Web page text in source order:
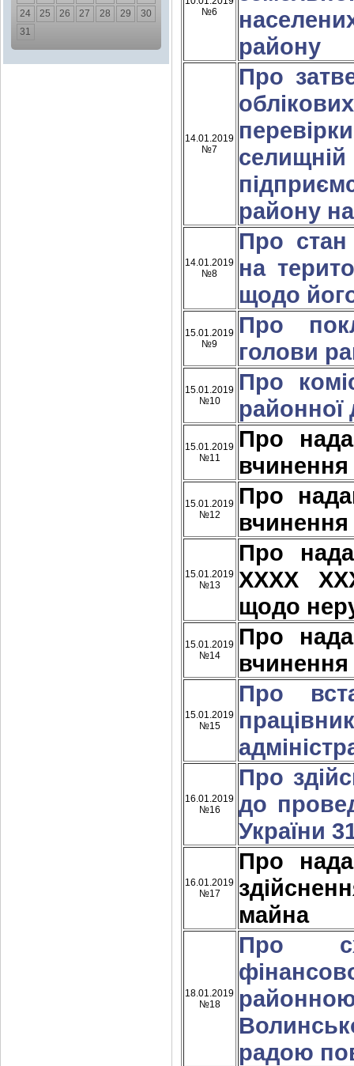
24
25 26 27 28 29
30
31
№6
району
14.01.2019
№7
Про
району
14.01.2019
№8
Про стан
на
щодо його
15.01.2019
№9
Про
голови
15.01.2019
№10
Про
районної
15.01.2019
№11
Про
15.01.2019
№12
Про
15.01.2019
№13
Про
ХХХХ
щодо
15.01.2019
№14
Про
15.01.2019
№15
Про
16.01.2019
№16
Про
до
України
16.01.2019
№17
Про
майна
18.01.2019
№18
Про
радою